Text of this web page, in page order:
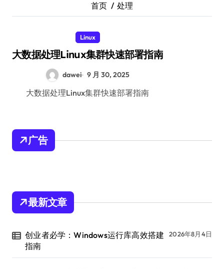
首页 处理
Linux
大数据处理Linux集群快速部署指南
dawei 9 月 30, 2025
大数据处理Linux集群快速部署指南
广告
最新文章
创业者必学：Windows运行库高效搭建
指南
2026年8月4日